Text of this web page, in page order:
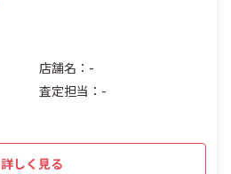
店舗名：-
査定担当：-
詳しく見る